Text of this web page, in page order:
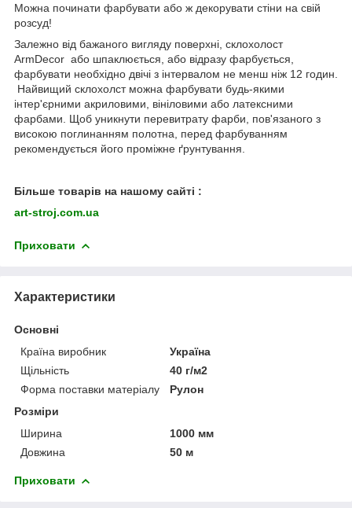
Можна починати фарбувати або ж декорувати стіни на свій
розсуд!
Залежно від бажаного вигляду поверхні, склохолост
ArmDecor або шпаклюється, або відразу фарбується,
фарбувати необхідно двічі з інтервалом не менш ніж 12 годин.
Найвищий склохолст можна фарбувати будь-якими
інтер'єрними акриловими, вініловими або латексними
фарбами. Щоб уникнути перевитрату фарби, пов'язаного з
високою поглинанням полотна, перед фарбуванням
рекомендується його проміжне ґрунтування.
Більше товарів на нашому сайті :
art-stroj.com.ua
Приховати
Характеристики
Основні
Країна виробник
Україна
Щільність
40 г/м2
Форма поставки матеріалу
Рулон
Розміри
Ширина
1000 мм
Довжина
50 м
Приховати